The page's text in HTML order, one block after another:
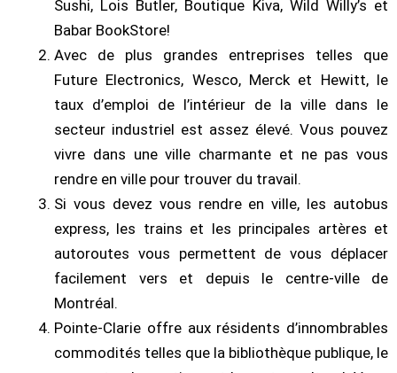
Sushi, Lois Butler, Boutique Kiva, Wild Willy’s et
Babar BookStore!
Avec de plus grandes entreprises telles que
Future Electronics, Wesco, Merck et Hewitt, le
taux d’emploi de l’intérieur de la ville dans le
secteur industriel est assez élevé. Vous pouvez
vivre dans une ville charmante et ne pas vous
rendre en ville pour trouver du travail.
Si vous devez vous rendre en ville, les autobus
express, les trains et les principales artères et
autoroutes vous permettent de vous déplacer
facilement vers et depuis le centre-ville de
Montréal.
Pointe-Clarie offre aux résidents d’innombrables
commodités telles que la bibliothèque publique, le